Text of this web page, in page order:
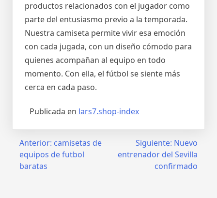
productos relacionados con el jugador como
parte del entusiasmo previo a la temporada.
Nuestra camiseta permite vivir esa emoción
con cada jugada, con un diseño cómodo para
quienes acompañan al equipo en todo
momento. Con ella, el fútbol se siente más
cerca en cada paso.
Publicada en lars7.shop-index
Navegación
Anterior: camisetas de
equipos de futbol
baratas
Siguiente: Nuevo
entrenador del Sevilla
confirmado